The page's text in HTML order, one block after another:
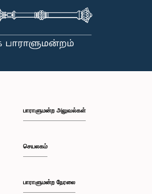
பாராளுமன்ற அலுவல்கள்
செயலகம்
பாராளுமன்ற நேரலை